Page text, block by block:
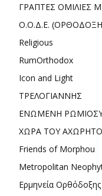
ΓΡΑΠΤΕΣ ΟΜΙΛΙΕΣ
Ο.Ο.Δ.Ε.
Religious
RumOrthodox
Icon and Light
ΤΡΕΛΟΓΙΑΝΝΗΣ
ΕΝΩΜΕΝΗ
ΧΩΡΑ ΤΟΥ
Friends of Morphou
Metropolitan
Ερμηνεία